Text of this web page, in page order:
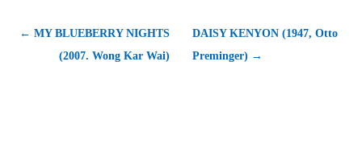
← MY BLUEBERRY NIGHTS
(2007. Wong Kar Wai)
DAISY KENYON (1947, Otto
Preminger) →